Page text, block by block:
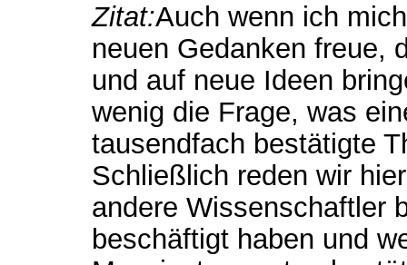
Zitat:Auch wenn ich
neuen Gedanken freue,
und auf neue Ideen
wenig die Frage, was
tausendfach bestätigte
Schließlich reden wir
andere Wissenschaftler
beschäftigt haben und